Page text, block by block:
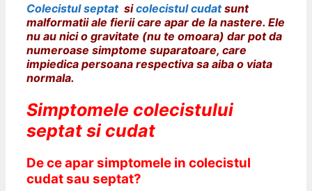
Colecistul septatsicolecistul cudatsunt
malformatii ale fierii care apar de la nastere. Ele
nu au nici o gravitate (nu te omoara) dar pot da
numeroase simptome suparatoare, care
impiedica persoana respectiva sa aiba o viata
normala.
Simptomele colecistului
septat si cudat
De ce apar simptomele in colecistul
cudat sau septat?